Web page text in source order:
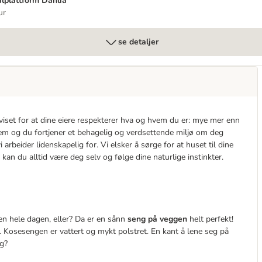
se detaljer
for at dine eiere respekterer hva og hvem du er: mye mer enn
og du fortjener et behagelig og verdsettende miljø om deg
lidenskapelig for. Vi elsker å sørge for at huset til dine
du alltid være deg selv og følge dine naturlige instinkter.
hele dagen, eller? Da er en sånn seng på veggen helt perfekt!
er vattert og mykt polstret. En kant å lene seg på